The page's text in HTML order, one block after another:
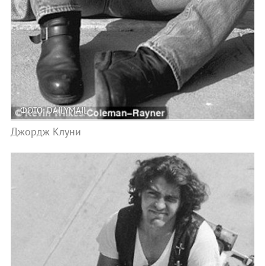
ФОТО: DAILYMAIL
Джордж Клуни